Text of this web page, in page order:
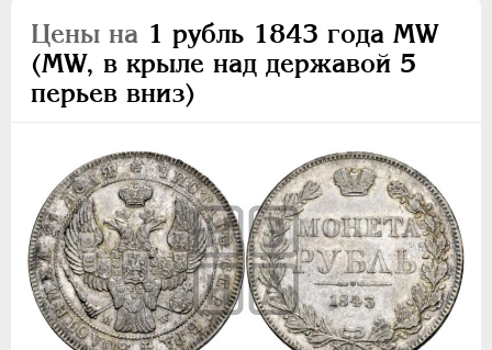
Цены на 1 рубль 1843 года МW
(MW, в крыле над державой 5
перьев вниз)
АННА ИОАННОВНА 1730-1740
ИОАНН АНТОНОВИЧ
1740-1741
ЕЛИЗАВЕТА 1741-1762
ЕКАТЕРИНА II 1762-1796
ПАВЕЛ I 1796-1801
АЛЕКСАНДР I 1801-1825
НИКОЛАЙ I 1826-1855
Платина
Золото